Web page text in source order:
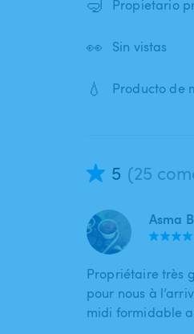
🤿 Propietario
👀 Sin vistas
💧 Producto de
5 (25
Asma B
Propriétaire très
pour nous à
midi formidable